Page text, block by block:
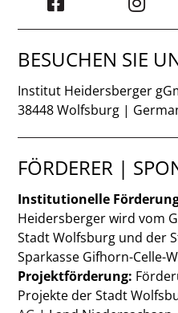
BESUCHEN SIE
Institut Heidersberger
38448 Wolfsburg |
FÖRDERER |
Institutionelle
Heidersberger wird vom
Stadt Wolfsburg und der
Sparkasse Gifhorn-Celle-
Projektförderung:
Projekte der Stadt